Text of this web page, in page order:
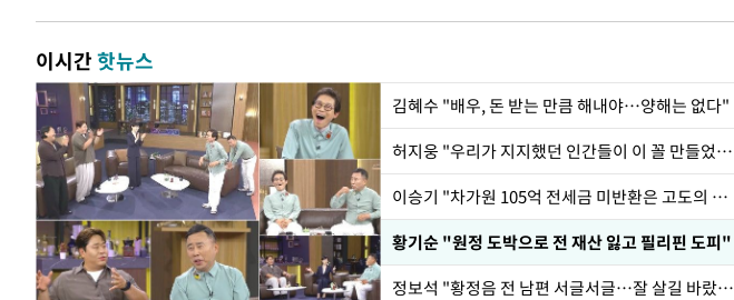
이시간핫뉴스
김혜수 "배우, 돈 받는 만큼 해내야…양해는 없다"
허지웅 "우리가 지지했던 인간들이 이 꼴 만들었다"
이승기 "차가원 105억 전세금 미반환은 고도의 사기"
황기순 "원정 도박으로 전 재산 잃고 필리핀 도피"
정보석 "황정음 전 남편 서글서글…잘 살길 바랐는데"